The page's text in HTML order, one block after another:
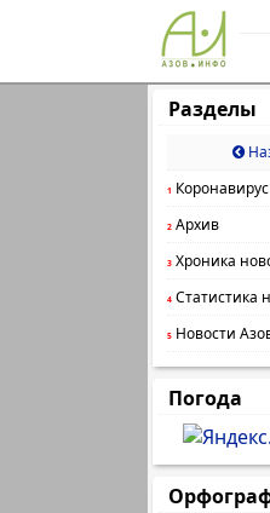
Разделы
1 Коронавирус
2 Архив
3 Хроника
4 Статистика
5 Новости
Погода